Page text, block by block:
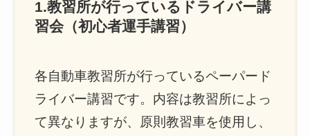
1.教習所が行っているドライバー講
習会（初心者運手講習）
各自動車教習所が行っているペーパード
ライバー講習です。内容は教習所によっ
て異なりますが、原則教習車を使用し、